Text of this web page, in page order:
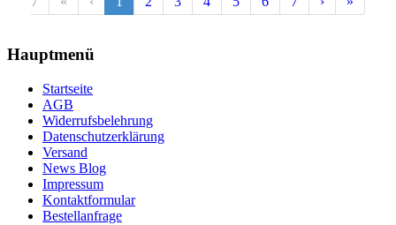
Hauptmenü
Startseite
AGB
Widerrufsbelehrung
Datenschutzerklärung
Versand
News Blog
Impressum
Kontaktformular
Bestellanfrage